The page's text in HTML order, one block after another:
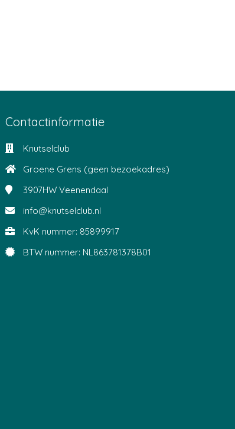
Contactinformatie
Knutselclub
Groene Grens (geen bezoekadres)
3907HW Veenendaal
info@knutselclub.nl
KvK nummer: 85899917
BTW nummer: NL863781378B01